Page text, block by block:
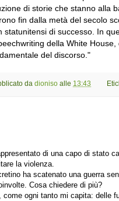
di storie che stanno alla
fin dalla metà del secolo
statunitensi di successo. In
della White
del discorso."
dadioniso alle 13:43
di una capo di stato
la violenza.
ha scatenato una guerra
Cosa chiedere di più?
come ogni tanto mi capita: delle